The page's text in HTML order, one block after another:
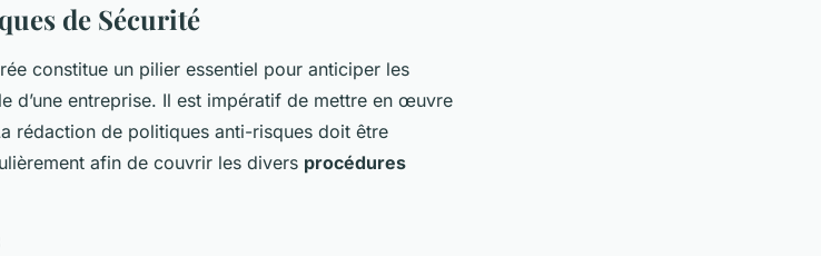
de Sécurité
constitue un pilier essentiel pour anticiper les
d’une entreprise. Il est impératif de mettre en œuvre
rédaction de politiques anti-risques doit être
afin de couvrir les divers procédures